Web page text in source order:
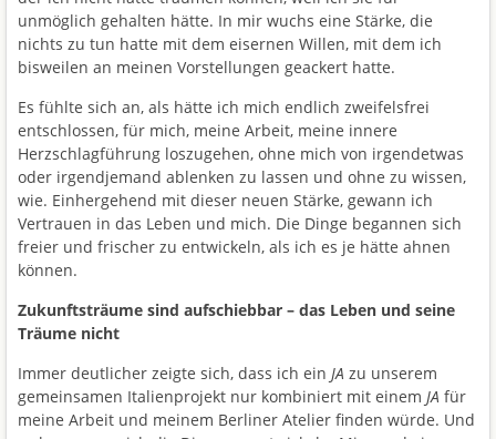
unmöglich gehalten hätte. In mir wuchs eine Stärke, die
nichts zu tun hatte mit dem eisernen Willen, mit dem ich
bisweilen an meinen Vorstellungen geackert hatte.
Es fühlte sich an, als hätte ich mich endlich zweifelsfrei
entschlossen, für mich, meine Arbeit, meine innere
Herzschlagführung loszugehen, ohne mich von irgendetwas
oder irgendjemand ablenken zu lassen und ohne zu wissen,
wie. Einhergehend mit dieser neuen Stärke, gewann ich
Vertrauen in das Leben und mich. Die Dinge begannen sich
freier und frischer zu entwickeln, als ich es je hätte ahnen
können.
Zukunftsträume sind aufschiebbar – das Leben und seine
Träume nicht
Immer deutlicher zeigte sich, dass ich ein JA zu unserem
gemeinsamen Italienprojekt nur kombiniert mit einem JA für
meine Arbeit und meinem Berliner Atelier finden würde. Und